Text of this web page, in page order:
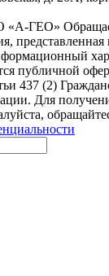
«А-ГЕО»
публичной
437 (2)
Для